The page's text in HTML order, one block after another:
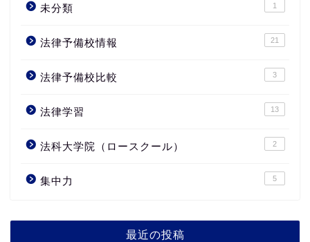
未分類 1
法律予備校情報 21
法律予備校比較 3
法律学習 13
法科大学院（ロースクール） 2
集中力 5
最近の投稿